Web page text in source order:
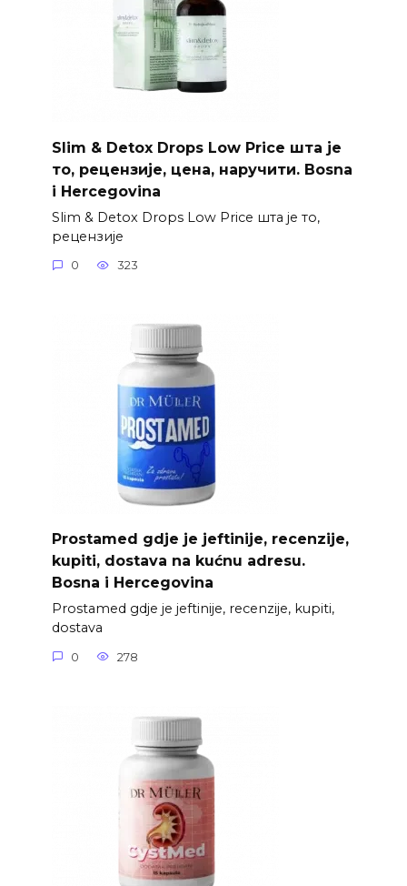
Slim & Detox Drops Low Price шта је
то, рецензије, цена, наручити. Bosna
i Hercegovina
Slim & Detox Drops Low Price шта је то,
рецензије
0 323
Prostamed gdje je jeftinije, recenzije,
kupiti, dostava na kućnu adresu.
Bosna i Hercegovina
Prostamed gdje je jeftinije, recenzije, kupiti,
dostava
0 278